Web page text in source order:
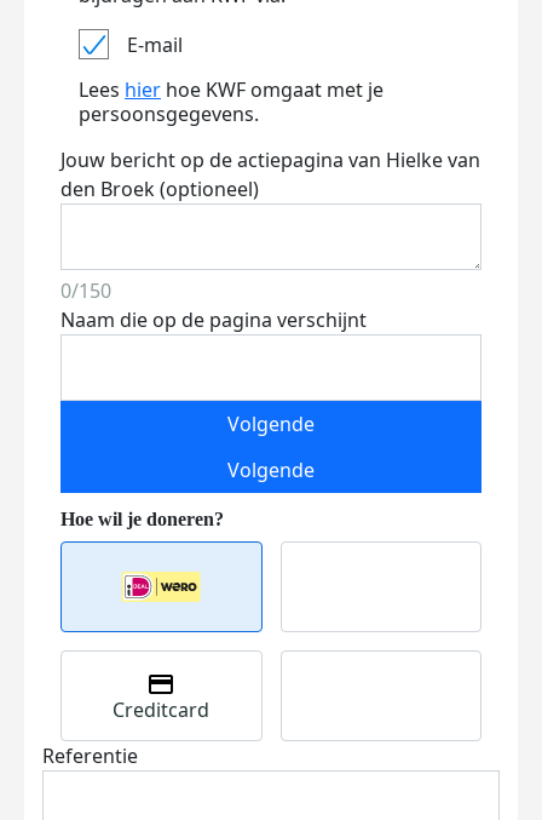
E-mail
Lees hier hoe KWF omgaat met je
persoonsgegevens.
Jouw bericht op de actiepagina van Hielke van
den Broek (optioneel)
0/150
Naam die op de pagina verschijnt
Volgende
Volgende
Creditcard
Referentie